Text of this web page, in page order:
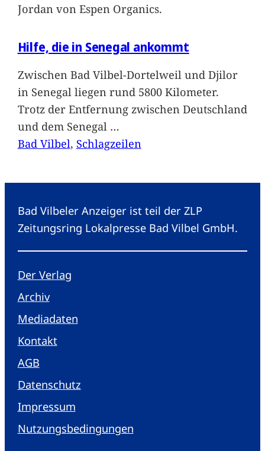
Jordan von Espen Organics.
Hilfe, die in Senegal ankommt
Zwischen Bad Vilbel-Dortelweil und Djilor
in Senegal liegen rund 5800 Kilometer.
Trotz der Entfernung zwischen Deutschland
und dem Senegal …
Bad Vilbel, Schlagzeilen
Bad Vilbeler Anzeiger ist teil der ZLP
Zeitungsring Lokalpresse Bad Vilbel GmbH.
Der Verlag
Archiv
Mediadaten
Kontakt
AGB
Datenschutz
Impressum
Nutzungsbedingungen